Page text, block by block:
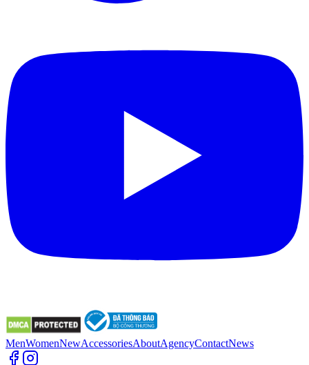
MenWomenNewAccessoriesAboutAgencyContactNews